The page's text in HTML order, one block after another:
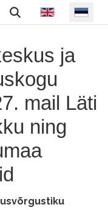
Vali keel
ja
mail Läti
ning